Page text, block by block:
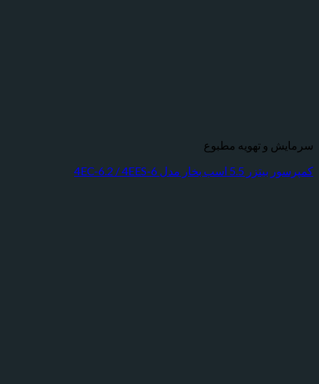
سرمایش و تهویه مطبوع
کمپرسور بیتزر 5.5 اسب بخار مدل 4EC-6.2 / 4EES-6